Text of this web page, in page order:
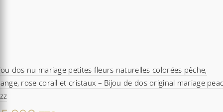
dos nu mariage petites fleurs naturelles colorées pêche,
rose corail et cristaux – Bijou de dos original mariage